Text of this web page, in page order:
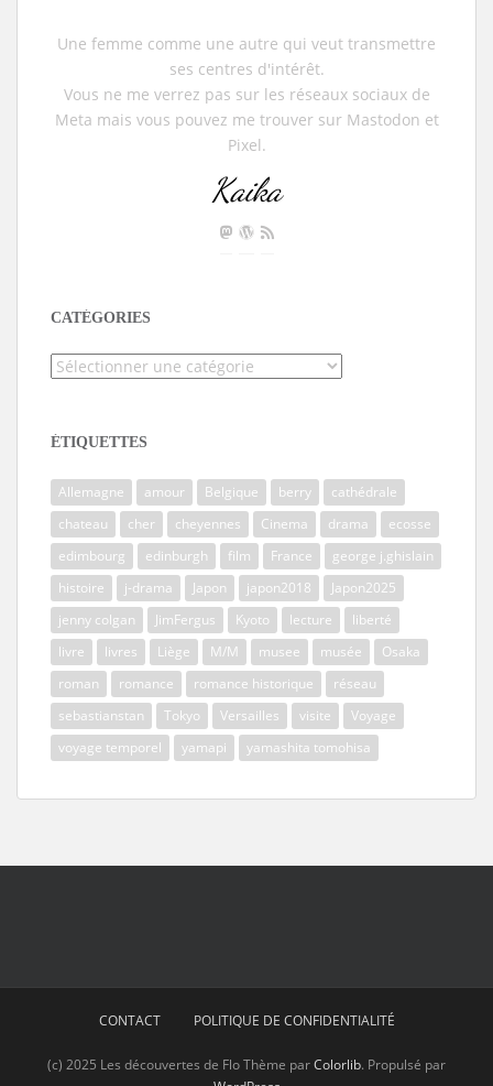
Une femme comme une autre qui veut transmettre
ses centres d'intérêt.
Vous ne me verrez pas sur les réseaux sociaux de
Meta mais vous pouvez me trouver sur Mastodon et
Pixel.
Kaika
CATÉGORIES
Catégories
ÉTIQUETTES
Allemagne amour Belgique berry
cathédrale
chateau
cher cheyennes Cinema drama
ecosse
edimbourg
edinburgh film France
george j.ghislain
histoire
j-drama Japon japon2018
Japon2025
jenny colgan
JimFergus Kyoto lecture
liberté
livre
livres Liège M/M musee musée
Osaka
roman
romance romance historique
réseau
sebastianstan
Tokyo Versailles visite
Voyage
voyage temporel
yamapi yamashita tomohisa
CONTACT POLITIQUE DE CONFIDENTIALITÉ
(c) 2025 Les découvertes de Flo Thème parColorlib. Propulsé par